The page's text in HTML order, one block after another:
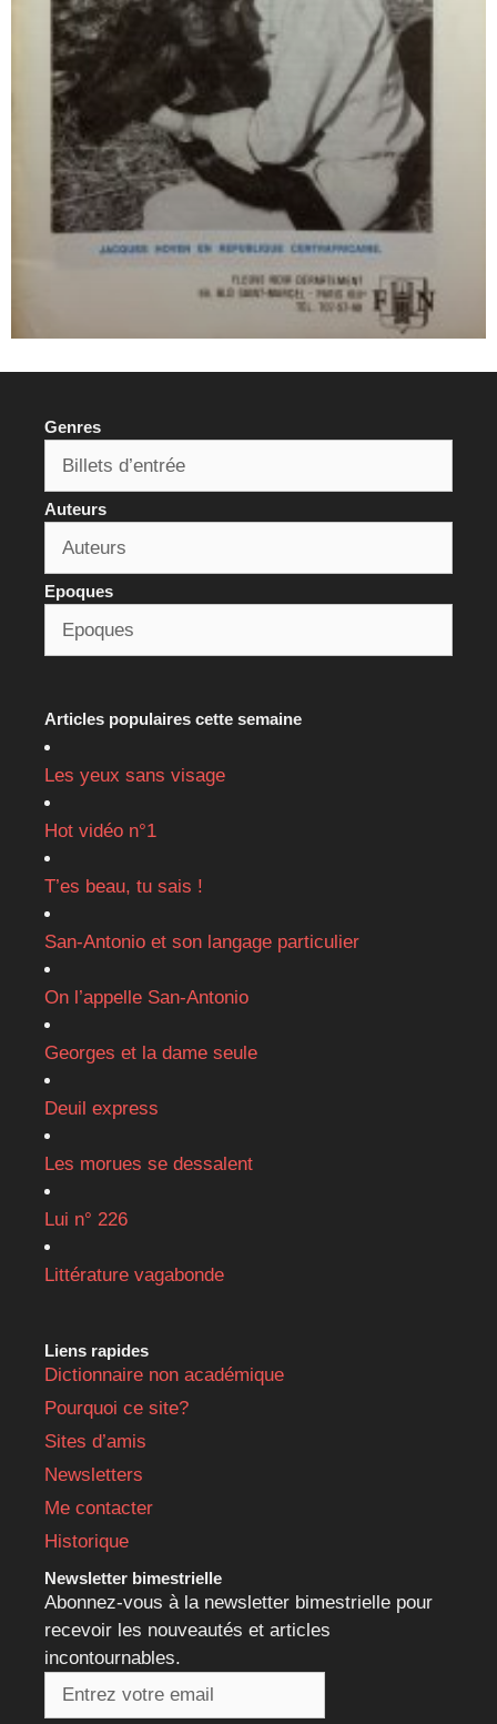
Genres
Auteurs
Epoques
Articles populaires cette semaine
Les yeux sans visage
Hot vidéo n°1
T’es beau, tu sais !
San-Antonio et son langage particulier
On l’appelle San-Antonio
Georges et la dame seule
Deuil express
Les morues se dessalent
Lui n° 226
Littérature vagabonde
Liens rapides
Dictionnaire non académique
Pourquoi ce site?
Sites d’amis
Newsletters
Me contacter
Historique
Newsletter bimestrielle
Abonnez-vous à la newsletter bimestrielle pour
recevoir les nouveautés et articles
incontournables.